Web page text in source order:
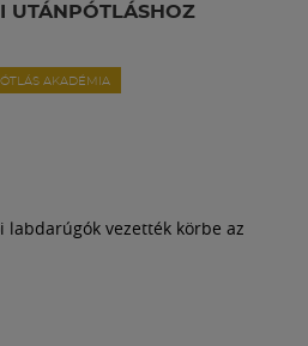
UTÁNPÓTLÁSHOZ
AKADÉMIA
labdarúgók vezették körbe az